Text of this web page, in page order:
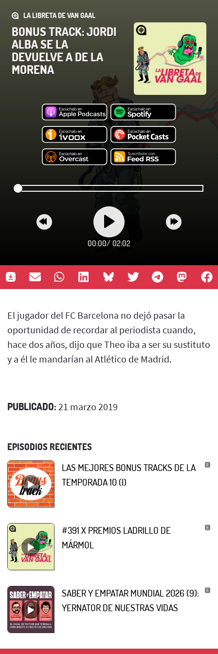
LA LIBRETA DE VAN GAAL
BONUS TRACK: JORDI
ALBA SE LA
DEVUELVE A DE LA
MORENA
00:00/ 02:02
El jugador del FC Barcelona no dejó pasar la
oportunidad de recordar al periodista cuando,
hace dos años, dijo que Theo iba a ser su sustituto
y a él le mandarían al Atlético de Madrid.
PUBLICADO: 21 marzo 2019
EPISODIOS RECIENTES
LAS MEJORES BONUS TRACKS DE LA
TEMPORADA 10 (I)
#391 X PREMIOS LADRILLO DE
MÁRMOL
SABER Y EMPATAR MUNDIAL 2026 (9):
YERNATOR DE NUESTRAS VIDAS